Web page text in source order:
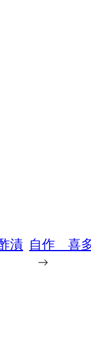
漬 自作 喜
→